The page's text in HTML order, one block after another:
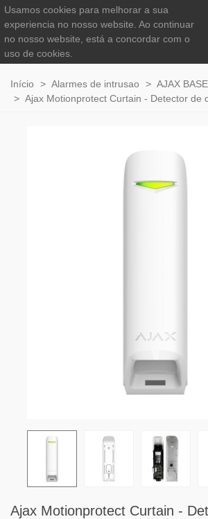
Início > Alarmes de intrusao > AJAX
> Ajax Motionprotect Curtain - Detector de
Ajax Motionprotect Curtain -
Usamos cookies para melhorar a sua
experiencia no nosso website. Ao continuar
no nosso website, está a concordar com o
uso de cookies.